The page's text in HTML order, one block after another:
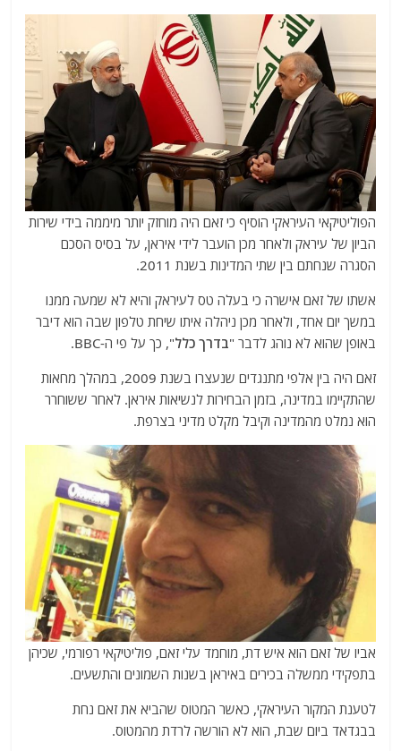
הפוליטיקאי העיראקי הוסיף כי זאם היה מוחזק יותר מיממה בידי שירות
הביון של עיראק ולאחר מכן הועבר לידי איראן, על בסיס הסכם
הסגרה שנחתם בין שתי המדינות בשנת 2011.
אשתו של זאם אישרה כי בעלה טס לעיראק והיא לא שמעה ממנו
במשך יום אחד, ולאחר מכן ניהלה איתו שיחת טלפון שבה הוא דיבר
באופן שהוא לא נוהג לדבר "בדרך כלל", כך על פי ה-BBC.
זאם היה בין אלפי מתנגדים שנעצרו בשנת 2009, במהלך מחאות
שהתקיימו במדינה, בזמן הבחירות לנשיאות איראן. לאחר ששוחרר
הוא נמלט מהמדינה וקיבל מקלט מדיני בצרפת.
אביו של זאם הוא איש דת, מוחמד עלי זאם, פוליטיקאי רפורמי, שכיהן
בתפקידי ממשלה בכירים באיראן בשנות השמונים והתשעים.
לטענת המקור העיראקי, כאשר המטוס שהביא את זאם נחת
בבגדאד ביום שבת, הוא לא הורשה לרדת מהמטוס.